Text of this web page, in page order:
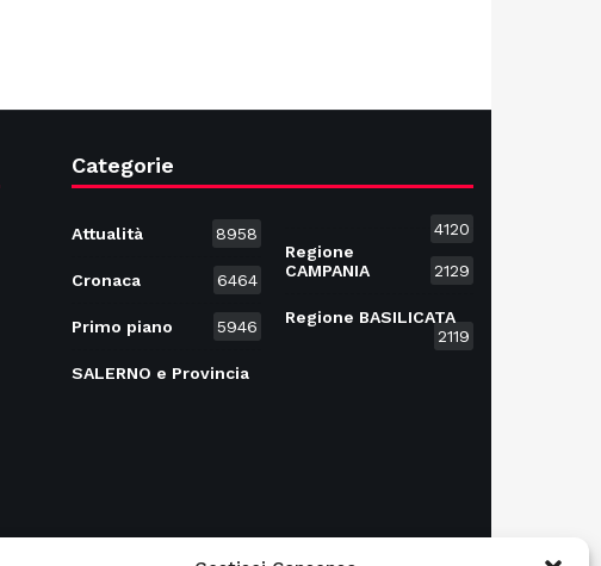
Categorie
Attualità 8958
Cronaca 6464
Primo piano 5946
SALERNO e Provincia
4120
Regione
CAMPANIA
2129
Regione BASILICATA
2119